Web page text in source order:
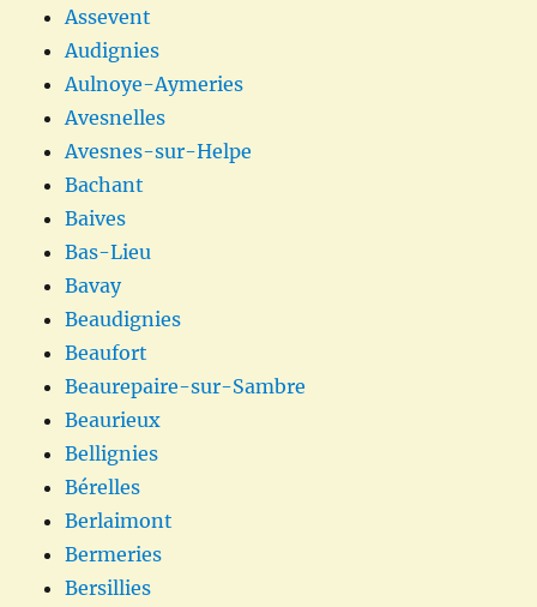
Assevent
Audignies
Aulnoye-Aymeries
Avesnelles
Avesnes-sur-Helpe
Bachant
Baives
Bas-Lieu
Bavay
Beaudignies
Beaufort
Beaurepaire-sur-Sambre
Beaurieux
Bellignies
Bérelles
Berlaimont
Bermeries
Bersillies